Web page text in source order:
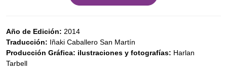
Año de Edición: 2014
Traducción: Iñaki Caballero San Martín
Producción Gráfica: ilustraciones y fotografías: Harlan
Tarbell